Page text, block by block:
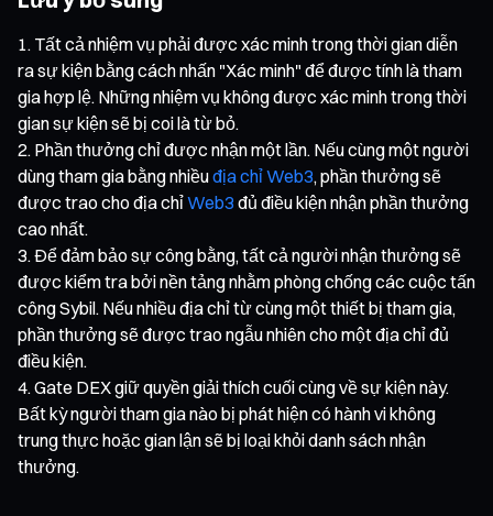
Tất cả nhiệm vụ phải được xác minh trong thời gian diễn
ra sự kiện bằng cách nhấn "Xác minh" để được tính là tham
gia hợp lệ. Những nhiệm vụ không được xác minh trong thời
gian sự kiện sẽ bị coi là từ bỏ.
Phần thưởng chỉ được nhận một lần. Nếu cùng một người
dùng tham gia bằng nhiềuđịa chỉ Web3, phần thưởng sẽ
được trao cho địa chỉWeb3 đủ điều kiện nhận phần thưởng
cao nhất.
Để đảm bảo sự công bằng, tất cả người nhận thưởng sẽ
được kiểm tra bởi nền tảng nhằm phòng chống các cuộc tấn
công Sybil. Nếu nhiều địa chỉ từ cùng một thiết bị tham gia,
phần thưởng sẽ được trao ngẫu nhiên cho một địa chỉ đủ
điều kiện.
Gate DEX giữ quyền giải thích cuối cùng về sự kiện này.
Bất kỳ người tham gia nào bị phát hiện có hành vi không
trung thực hoặc gian lận sẽ bị loại khỏi danh sách nhận
thưởng.